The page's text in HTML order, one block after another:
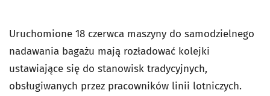
Uruchomione 18 czerwca maszyny do samodzielnego
nadawania bagażu mają rozładować kolejki
ustawiające się do stanowisk tradycyjnych,
obsługiwanych przez pracowników linii lotniczych.